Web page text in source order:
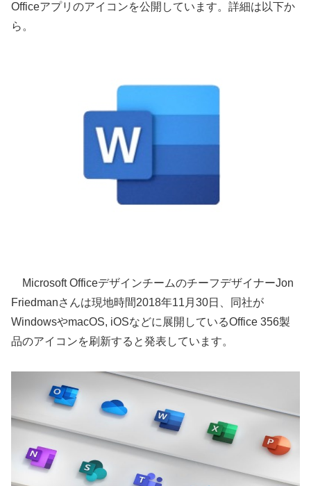
Officeアプリのアイコンを公開しています。詳細は以下か
ら。
Microsoft OfficeデザインチームのチーフデザイナーJon
Friedmanさんは現地時間2018年11月30日、同社が
WindowsやmacOS, iOSなどに展開しているOffice 356製
品のアイコンを刷新すると発表しています。